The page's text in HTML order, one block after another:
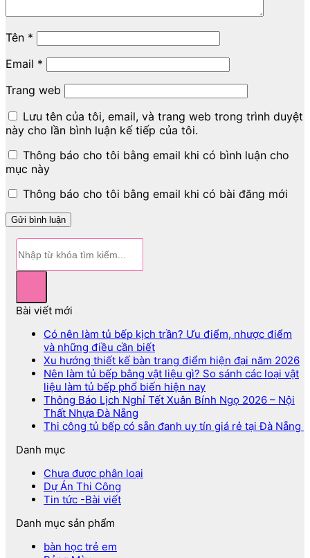
Tên *
Email *
Trang web
Lưu tên của tôi, email, và trang web trong trình duyệt
này cho lần bình luận kế tiếp của tôi.
Thông báo cho tôi bằng email khi có bình luận cho
mục này
Thông báo cho tôi bằng email khi có bài đăng mới
Bài viết mới
Có nên làm tủ bếp kịch trần? Ưu điểm, nhược điểm
và những điều cần biết
Xu hướng thiết kế bàn trang điểm hiện đại năm 2026
Nên làm tủ bếp bằng vật liệu gì? So sánh các loại vật
liệu làm tủ bếp phổ biến hiện nay
Thông Báo Lịch Nghỉ Tết Xuân Bính Ngọ 2026 – Nội
Thất Nhựa Đà Nẵng
Thi công tủ bếp có sẵn đanh uy tín giá rẻ tại Đà Nẵng
Danh mục
Chưa được phân loại
Dự Án Thi Công
Tin tức -Bài viết
Danh mục sản phẩm
bàn học trẻ em